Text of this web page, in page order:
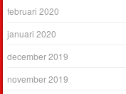
februari 2020
januari 2020
december 2019
november 2019